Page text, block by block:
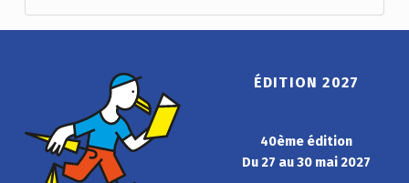
ÉDITION 2027
40ème édition
Du 27 au 30 mai 2027